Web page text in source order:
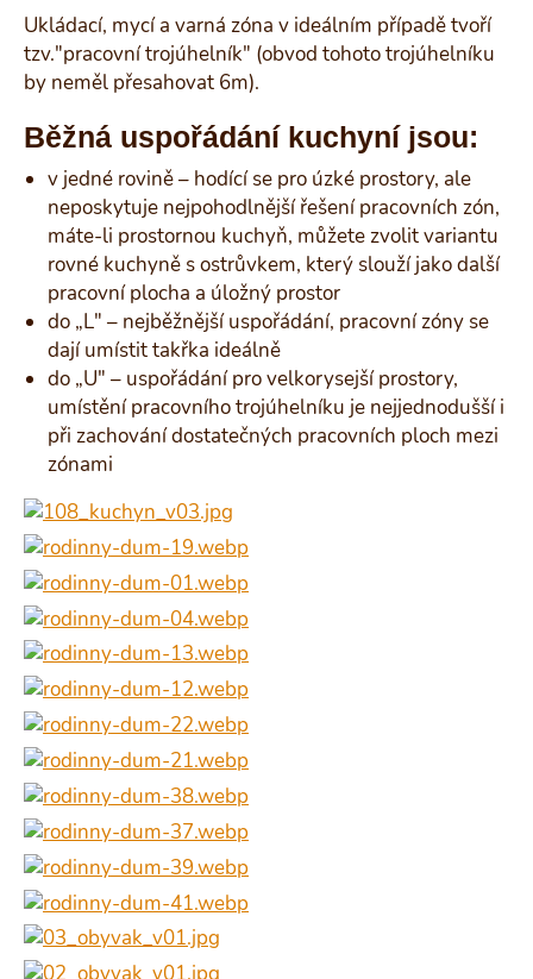
Ukládací, mycí a varná zóna v ideálním případě tvoří
tzv."pracovní trojúhelník" (obvod tohoto trojúhelníku
by neměl přesahovat 6m).
Běžná uspořádání kuchyní jsou:
v jedné rovině – hodící se pro úzké prostory, ale
neposkytuje nejpohodlnější řešení pracovních zón,
máte-li prostornou kuchyň, můžete zvolit variantu
rovné kuchyně s ostrůvkem, který slouží jako další
pracovní plocha a úložný prostor
do „L" – nejběžnější uspořádání, pracovní zóny se
dají umístit takřka ideálně
do „U" – uspořádání pro velkorysejší prostory,
umístění pracovního trojúhelníku je nejjednodušší i
při zachování dostatečných pracovních ploch mezi
zónami